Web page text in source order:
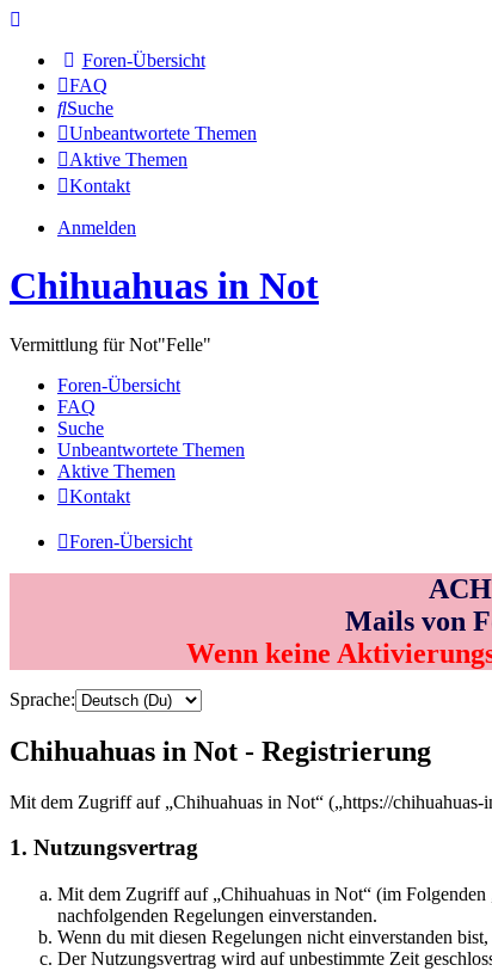
Foren-Übersicht
FAQ
Suche
Unbeantwortete Themen
Aktive Themen
Kontakt
Anmelden
Chihuahuas in Not
Vermittlung für Not"Felle"
Foren-Übersicht
FAQ
Suche
Unbeantwortete Themen
Aktive Themen
Kontakt
Foren-Übersicht
Mails von
Wenn keine
Sprache:
Chihuahuas in Not - Registrierung
Mit dem Zugriff auf „Chihuahuas in Not“ („https://
1. Nutzungsvertrag
Mit dem Zugriff auf „Chihuahuas in Not“ (im Folgenden
nachfolgenden Regelungen einverstanden.
Wenn du mit diesen Regelungen nicht einverstanden
Der Nutzungsvertrag wird auf unbestimmte Zeit